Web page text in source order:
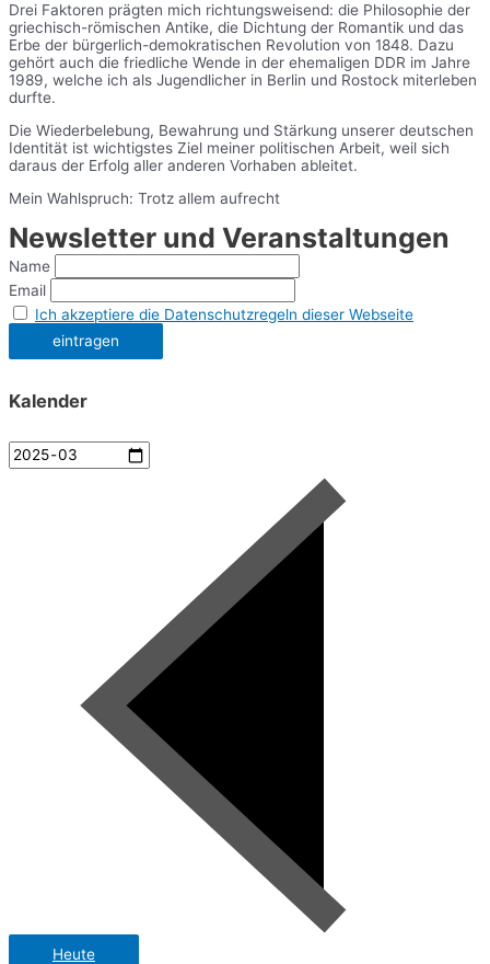
Drei Faktoren prägten mich richtungsweisend: die Philosophie der
griechisch-römischen Antike, die Dichtung der Romantik und das
Erbe der bürgerlich-demokratischen Revolution von 1848. Dazu
gehört auch die friedliche Wende in der ehemaligen DDR im Jahre
1989, welche ich als Jugendlicher in Berlin und Rostock miterleben
durfte.
Die Wiederbelebung, Bewahrung und Stärkung unserer deutschen
Identität ist wichtigstes Ziel meiner politischen Arbeit, weil sich
daraus der Erfolg aller anderen Vorhaben ableitet.
Mein Wahlspruch: Trotz allem aufrecht
Newsletter und Veranstaltungen
Name
Email
Ich akzeptiere die Datenschutzregeln dieser Webseite
Kalender
Heute